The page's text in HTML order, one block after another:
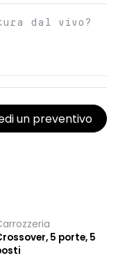
dal vivo?
un preventivo
5 porte, 5